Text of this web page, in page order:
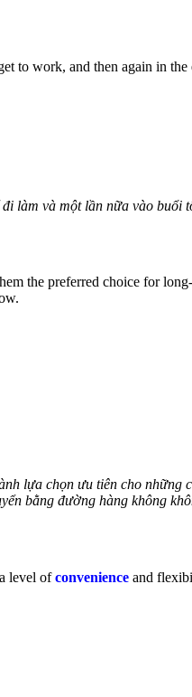
to work, and then again in
làm và một lần nữa vào buổi
the preferred choice for
lựa chọn ưu tiên cho những
bằng đường hàng không
level ofconvenience and